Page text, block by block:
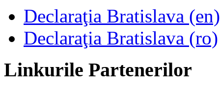
Declaraţia Bratislava (en)
Declaraţia Bratislava (ro)
Linkurile Partenerilor